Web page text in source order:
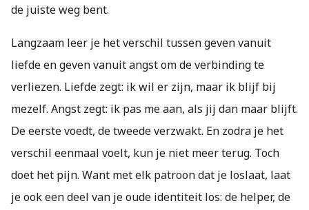
de juiste weg bent.
Langzaam leer je het verschil tussen geven vanuit
liefde en geven vanuit angst om de verbinding te
verliezen. Liefde zegt: ik wil er zijn, maar ik blijf bij
mezelf. Angst zegt: ik pas me aan, als jij dan maar blijft.
De eerste voedt, de tweede verzwakt. En zodra je het
verschil eenmaal voelt, kun je niet meer terug. Toch
doet het pijn. Want met elk patroon dat je loslaat, laat
je ook een deel van je oude identiteit los: de helper, de